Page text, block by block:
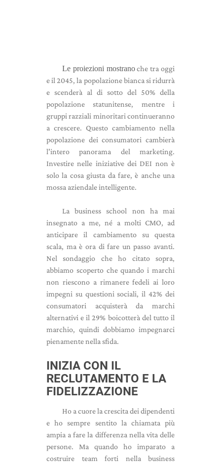
Le proiezioni mostranoche tra oggi
e il 2045, la popolazione bianca si ridurrà
e scenderà al di sotto del 50% della
popolazione statunitense, mentre i
gruppi razziali minoritari continueranno
a crescere. Questo cambiamento nella
popolazione dei consumatori cambierà
l'intero panorama del marketing.
Investire nelle iniziative dei DEI non è
solo la cosa giusta da fare, è anche una
mossa aziendale intelligente.
La business school non ha mai
insegnato a me, né a molti CMO, ad
anticipare il cambiamento su questa
scala, ma è ora di fare un passo avanti.
Nel sondaggio che ho citato sopra,
abbiamo scoperto che quando i marchi
non riescono a rimanere fedeli ai loro
impegni su questioni sociali, il 42% dei
consumatori acquisterà da marchi
alternativi e il 29% boicotterà del tutto il
marchio, quindi dobbiamo impegnarci
pienamente nella sfida.
INIZIA CON IL
RECLUTAMENTO E LA
FIDELIZZAZIONE
Ho a cuore la crescita dei dipendenti
e ho sempre sentito la chiamata più
ampia a fare la differenza nella vita delle
persone. Ma quando ho imparato a
costruire team forti nella business